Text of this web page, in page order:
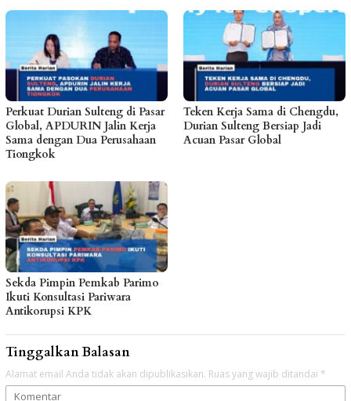
Perkuat Durian Sulteng di Pasar
Global, APDURIN Jalin Kerja
Sama dengan Dua Perusahaan
Tiongkok
Teken Kerja Sama di Chengdu,
Durian Sulteng Bersiap Jadi
Acuan Pasar Global
Sekda Pimpin Pemkab Parimo
Ikuti Konsultasi Pariwara
Antikorupsi KPK
Tinggalkan Balasan
Alamat email Anda tidak akan dipublikasikan. Ruas yang wajib ditandai *